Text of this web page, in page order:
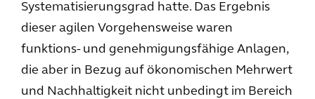
Systematisierungsgrad hatte. Das Ergebnis
dieser agilen Vorgehensweise waren
funktions- und genehmigungsfähige Anlagen,
die aber in Bezug auf ökonomischen Mehrwert
und Nachhaltigkeit nicht unbedingt im Bereich